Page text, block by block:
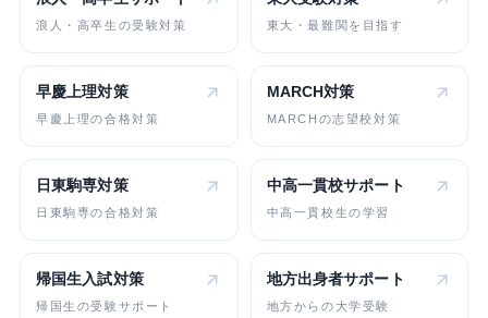
浪人・高卒生の受験対策 東大・最難関を目指す
早慶上理対策
早慶上理の合格対策
MARCH対策
MARCHの志望校対策
日東駒専対策
日東駒専の合格対策
中高一貫校サポート
中高一貫校生の学習
帰国生入試対策
帰国生の受験サポート
地方出身者サポート
地方からの大学受験